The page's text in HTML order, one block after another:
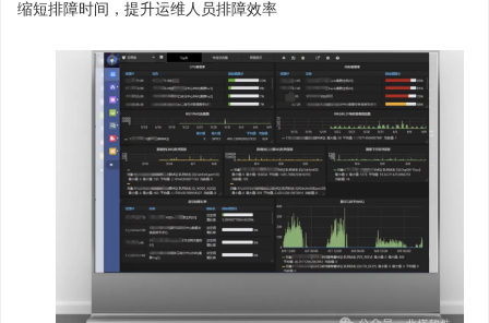
缩短排障时间，提升运维人员排障效率